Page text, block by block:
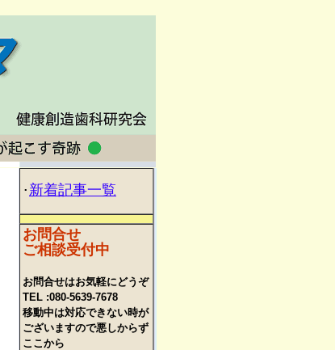
･ 新着記事一覧
お問合せ
ご相談受付中
お問合せはお気軽にどうぞ
TEL :080-5639-7678
移動中は対応できない時が
ございますので悪しからず
ここから